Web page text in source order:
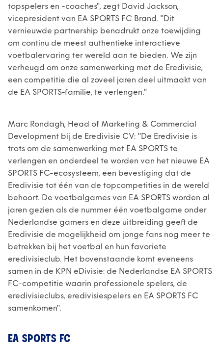
topspelers en -coaches", zegt David Jackson,
vicepresident van EA SPORTS FC Brand. "Dit
vernieuwde partnership benadrukt onze toewijding
om continu de meest authentieke interactieve
voetbalervaring ter wereld aan te bieden. We zijn
verheugd om onze samenwerking met de Eredivisie,
een competitie die al zoveel jaren deel uitmaakt van
de EA SPORTS-familie, te verlengen."
Marc Rondagh, Head of Marketing & Commercial
Development bij de Eredivisie CV: "De Eredivisie is
trots om de samenwerking met EA SPORTS te
verlengen en onderdeel te worden van het nieuwe EA
SPORTS FC-ecosysteem, een bevestiging dat de
Eredivisie tot één van de topcompetities in de wereld
behoort. De voetbalgames van EA SPORTS worden al
jaren gezien als de nummer één voetbalgame onder
Nederlandse gamers en deze uitbreiding geeft de
Eredivisie de mogelijkheid om jonge fans nog meer te
betrekken bij het voetbal en hun favoriete
eredivisieclub. Het bovenstaande komt eveneens
samen in de KPN eDivisie: de Nederlandse EA SPORTS
FC-competitie waarin professionele spelers, de
eredivisieclubs, eredivisiespelers en EA SPORTS FC
samenkomen".
EA SPORTS FC